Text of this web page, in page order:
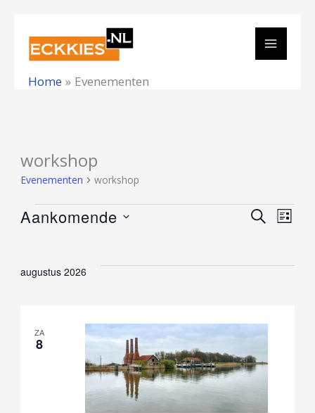
inhoud
Home Evenementen
workshop
Evenementen workshop
Evenementen
en
navigatie
ZOEKEN
LIJST
Aankomende
datum.
augustus 2026
ZA
8